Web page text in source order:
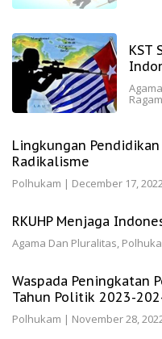
KST
Ragam
Lingkungan
Radikalisme
Polhukam | December 17,
RKUHP Menjaga
Agama Dan Pluralitas,
Waspada Peningkatan
Tahun Politik 2023-
Polhukam | November 28,